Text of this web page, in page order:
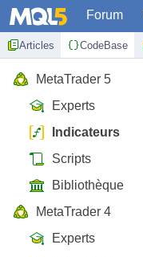
Forum
Articles CodeBase
MetaTrader 5
Experts
Indicateurs
Scripts
Bibliothèque
MetaTrader 4
Experts